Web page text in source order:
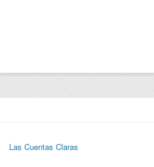
Las Cuentas Claras